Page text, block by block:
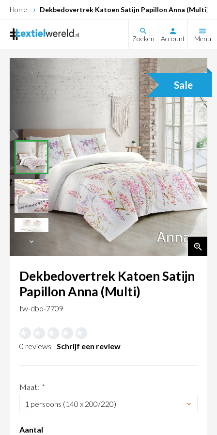
Home Dekbedovertrek Katoen Satijn Papillon Anna (Multi)
Zoeken Account Menu
Sale
Dekbedovertrek Katoen Satijn
Papillon Anna (Multi)
tw-dbo-7709
0 reviews | Schrijf een review
Maat: *
Aantal